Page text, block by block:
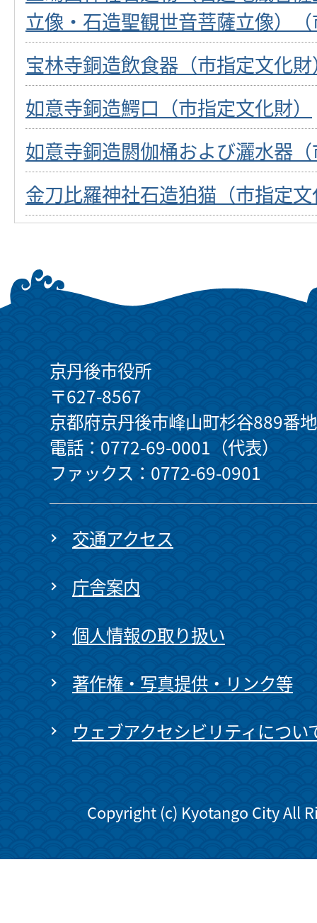
立像・石造聖観世音菩薩立像）
宝林寺銅造飲食器（市指定文化
如意寺銅造鰐口（市指定文化財）
如意寺銅造閼伽桶および灑水器
金刀比羅神社石造狛猫（市指定
京丹後市役所
〒627-8567
京都府京丹後市峰山町杉谷889番地
電話：0772-69-0001（代表）
ファックス：0772-69-0901
交通アクセス
庁舎案内
個人情報の取り扱い
著作権・写真提供・リンク等
ウェブアクセシビリティについ
Copyright (c) Kyotango City All